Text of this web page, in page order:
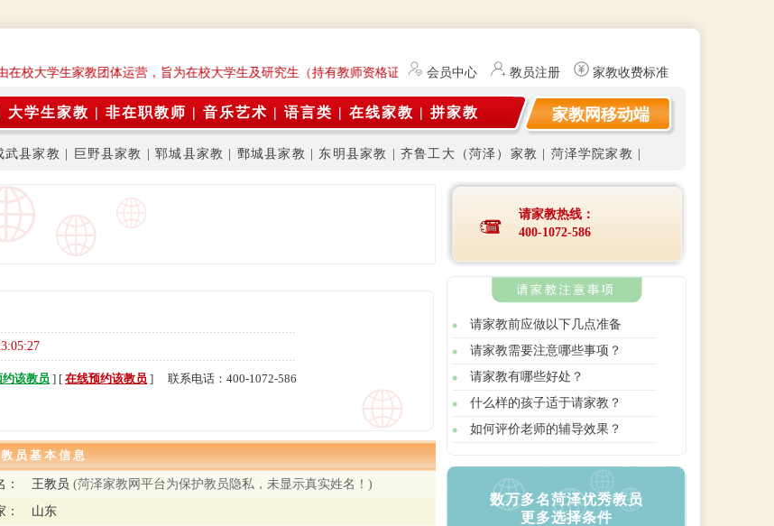
在校大学生家教团体运营，旨为在校大学生及研究生（持有教师资格证）提供勤工俭学、社会实践兼职信息的服务平台。平台不开展任
会员中心 教员注册 家教收费标准
大学生家教 | 非在职教师 | 音乐艺术 | 语言类 | 在线家教 | 拼家教 家教网移动端
武县家教 巨野县家教 |郓城县家教 鄄城县家教 东明县家教 齐鲁工大（菏泽）家教 菏泽学院家教
请家教热线：
400-1072-586
该教员 ] [ 在线预约该教员 ] 联系电话：400-1072-586
教 员 基 本 信 息
： 王教员 (菏泽家教网平台为保护教员隐私，未显示真实姓名！)
山东
请家教前应做以下几点准备
请家教需要注意哪些事项？
请家教有哪些好处？
什么样的孩子适于请家教？
如何评价老师的辅导效果？
数万多名菏泽优秀教员
更多选择条件